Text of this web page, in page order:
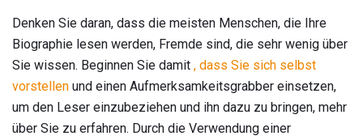
Denken Sie daran, dass die meisten Menschen, die Ihre
Biographie lesen werden, Fremde sind, die sehr wenig über
Sie wissen. Beginnen Sie damit , dass Sie sich selbst
vorstellen und einen Aufmerksamkeitsgrabber einsetzen,
um den Leser einzubeziehen und ihn dazu zu bringen, mehr
über Sie zu erfahren. Durch die Verwendung einer